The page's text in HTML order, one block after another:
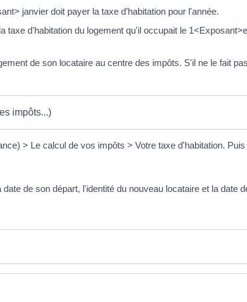
janvier doit payer la taxe d’habitation pour l'année.
taxe d'habitation du logement qu'il occupait le
de son locataire au centre des impôts. S'il ne le fait
impôts...)
> Le calcul de vos impôts > Votre taxe d'habitation.
de son départ, l'identité du nouveau locataire et la date